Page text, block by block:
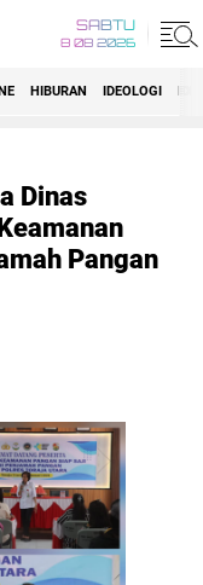
SABTU
8 08 2026
HIBURAN IDEOLOGI
Dinas
Pangan